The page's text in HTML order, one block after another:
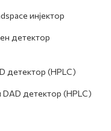
инјектор
детектор
детектор (HPLC)
детектор (HPLC)